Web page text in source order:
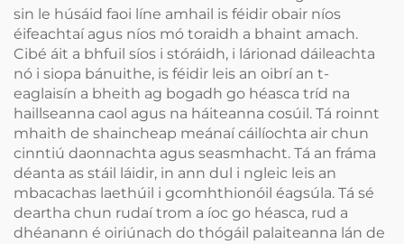
sin le húsáid faoi líne amhail is féidir obair níos
éifeachtaí agus níos mó toraidh a bhaint amach.
Cibé áit a bhfuil síos i stóráidh, i lárionad dáileachta
nó i siopa bánuithe, is féidir leis an oibrí an t-
eaglaisín a bheith ag bogadh go héasca tríd na
haillseanna caol agus na háiteanna cosúil. Tá roinnt
mhaith de shaincheap meánaí cáilíochta air chun
cinntiú daonnachta agus seasmhacht. Tá an fráma
déanta as stáil láidir, in ann dul i ngleic leis an
mbacachas laethúil i gcomhthionóil éagsúla. Tá sé
deartha chun rudaí trom a íoc go héasca, rud a
dhéanann é oiriúnach do thógáil palaiteanna lán de